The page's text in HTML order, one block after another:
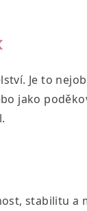
Je to
jako
stabilitu a